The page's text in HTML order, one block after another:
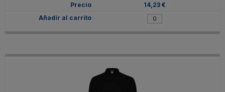
14,23 €